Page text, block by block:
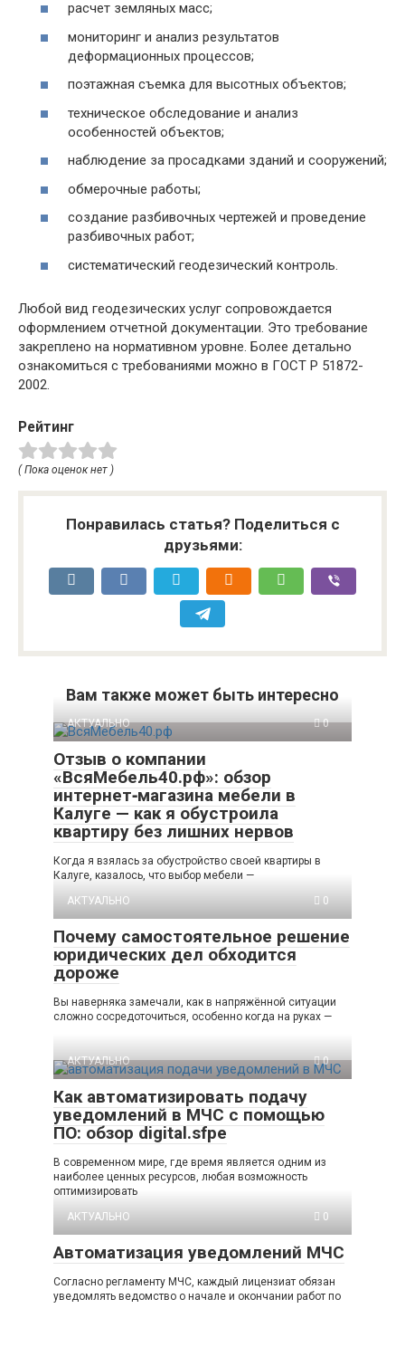
расчет земляных масс;
мониторинг и анализ результатов
деформационных процессов;
поэтажная съемка для высотных объектов;
техническое обследование и анализ
особенностей объектов;
наблюдение за просадками зданий и сооружений;
обмерочные работы;
создание разбивочных чертежей и проведение
разбивочных работ;
систематический геодезический контроль.
Любой вид геодезических услуг сопровождается
оформлением отчетной документации. Это требование
закреплено на нормативном уровне. Более детально
ознакомиться с требованиями можно в ГОСТ Р 51872-
2002.
Рейтинг
( Пока оценок нет )
Понравилась статья? Поделиться с
друзьями:
Вам также может быть интересно
АКТУАЛЬНО 0
Отзыв о компании
«ВсяМебель40.рф»: обзор
интернет‑магазина мебели в
Калуге — как я обустроила
квартиру без лишних нервов
Когда я взялась за обустройство своей квартиры в
Калуге, казалось, что выбор мебели —
АКТУАЛЬНО
0
Почему самостоятельное решение
юридических дел обходится
дороже
Вы наверняка замечали, как в напряжённой ситуации
сложно сосредоточиться, особенно когда на руках —
АКТУАЛЬНО 0
Как автоматизировать подачу
уведомлений в МЧС с помощью
ПО: обзор digital.sfpe
В современном мире, где время является одним из
наиболее ценных ресурсов, любая возможность
оптимизировать
АКТУАЛЬНО
0
Автоматизация уведомлений МЧС
Согласно регламенту МЧС, каждый лицензиат обязан
уведомлять ведомство о начале и окончании работ по